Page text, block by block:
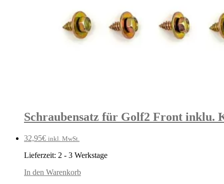
Schraubensatz für Golf2 Front inklu.
32,95€ inkl. MwSt.
Lieferzeit: 2 - 3 Werkstage
In den Warenkorb